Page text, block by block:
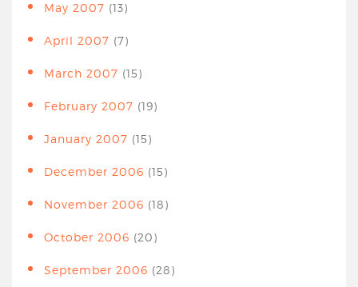
May 2007 (13)
April 2007 (7)
March 2007 (15)
February 2007 (19)
January 2007 (15)
December 2006 (15)
November 2006 (18)
October 2006 (20)
September 2006 (28)